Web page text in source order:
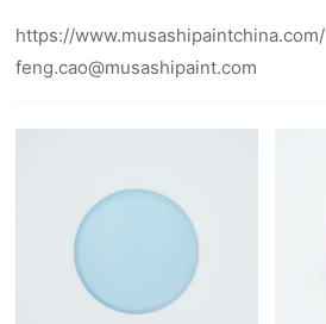
https://www.musashipaintchina.com/
feng.cao@musashipaint.com